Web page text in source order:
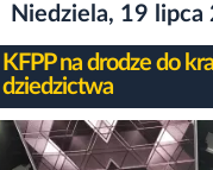
Niedziela, 19 lipca
KFPP na drodze do
dziedzictwa